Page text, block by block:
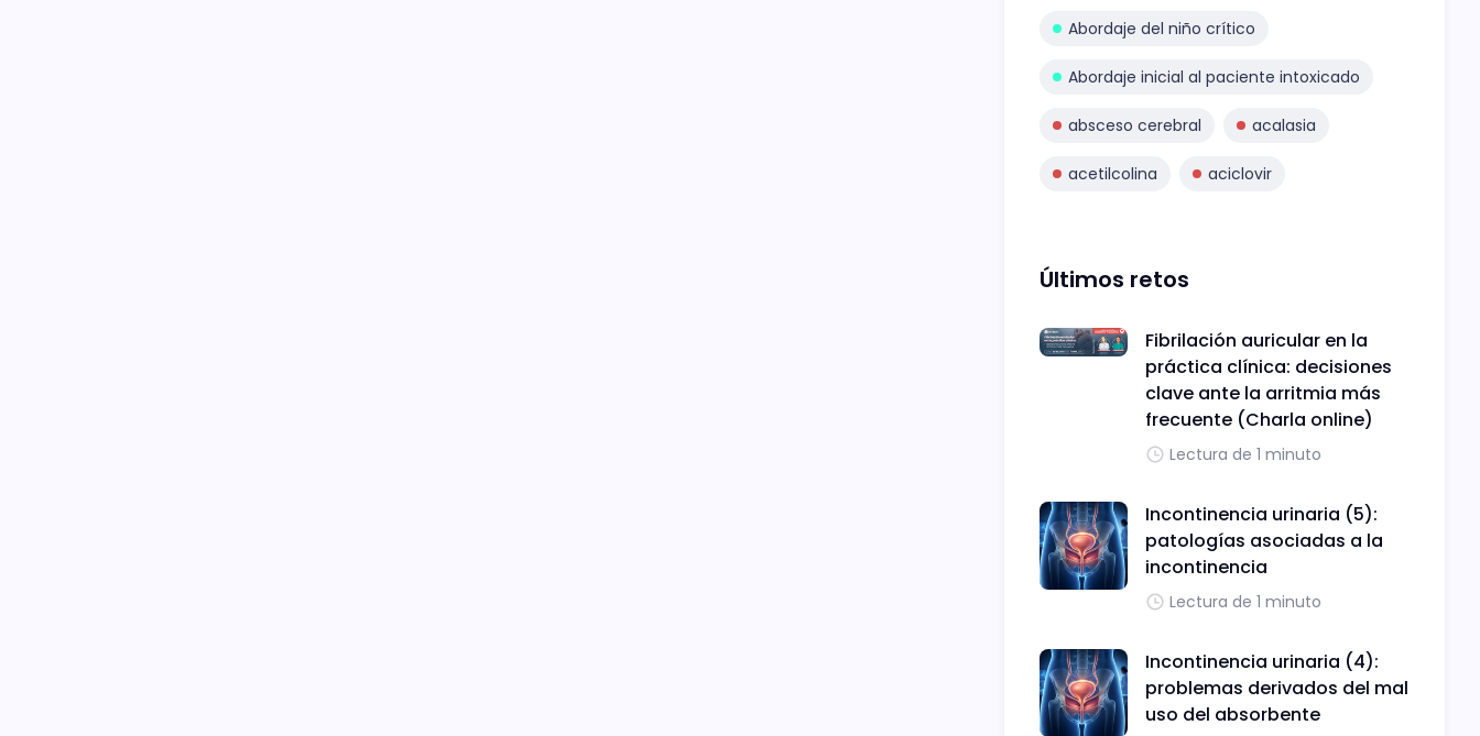
Abordaje del niño crítico
Abordaje inicial al paciente intoxicado
absceso cerebral acalasia
acetilcolina aciclovir
Últimos retos
Fibrilación auricular en la
práctica clínica: decisiones
clave ante la arritmia más
frecuente (Charla online)
Lectura de 1 minuto
Incontinencia urinaria (5):
patologías asociadas a la
incontinencia
Lectura de 1 minuto
Incontinencia urinaria (4):
problemas derivados del mal
uso del absorbente